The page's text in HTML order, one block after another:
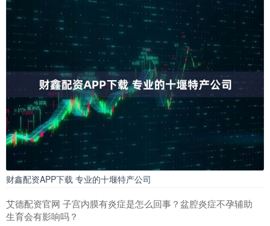
财鑫配资APP下载 专业的十堰特产公司
艾德配资官网 子宫内膜有炎症是怎么回事？盆腔炎症不孕辅助
生育会有影响吗？